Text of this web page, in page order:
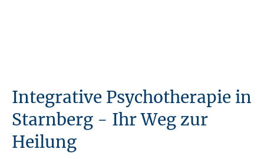
Integrative Psychotherapie in
Starnberg - Ihr Weg zur
Heilung